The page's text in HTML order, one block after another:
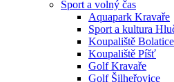
Sport a volný čas
Aquapark Kravaře
Sport a kultura
Koupaliště Bolatice
Koupaliště Píšť
Golf Kravaře
Golf Šilheřovice